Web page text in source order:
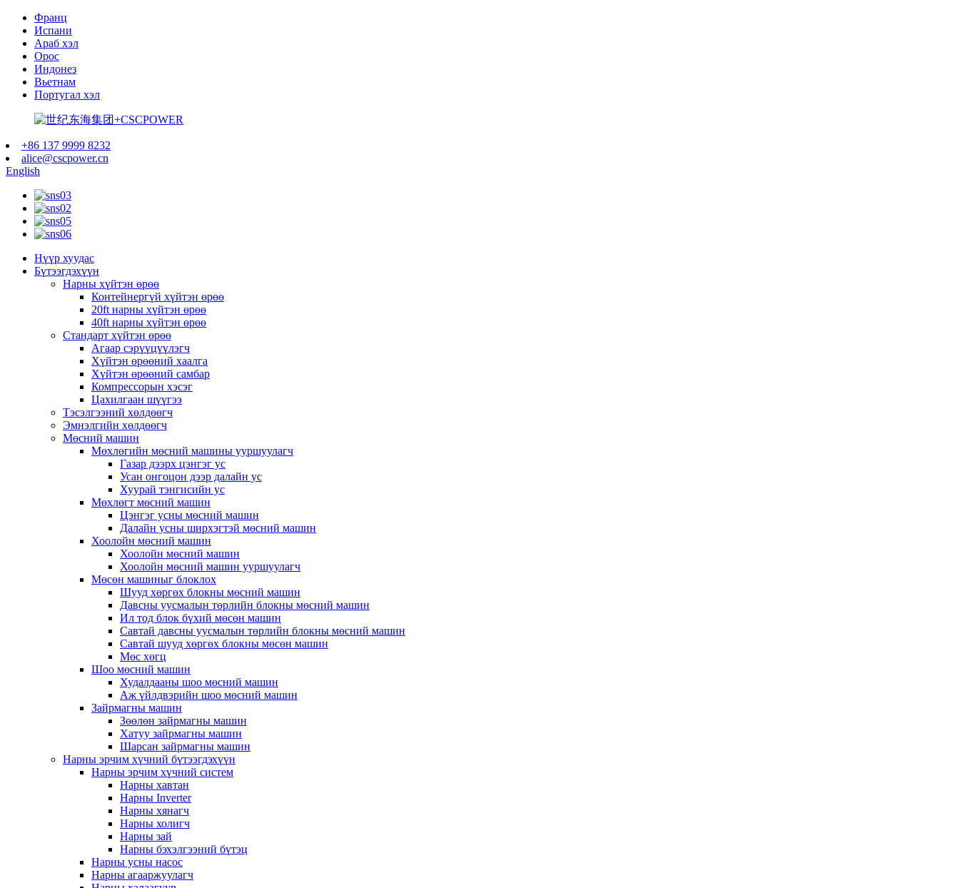
Франц
Испани
Араб хэл
Орос
Индонез
Вьетнам
Португал хэл
+86 137 9999 8232
alice@cscpower.cn
English
Нүүр хуудас
Бүтээгдэхүүн
Нарны хүйтэн өрөө
Контейнергүй хүйтэн өрөө
20ft нарны хүйтэн өрөө
40ft нарны хүйтэн өрөө
Стандарт хүйтэн өрөө
Агаар сэрүүцүүлэгч
Хүйтэн өрөөний хаалга
Хүйтэн өрөөний самбар
Компрессорын хэсэг
Цахилгаан шүүгээ
Тэсэлгээний хөлдөөгч
Эмнэлгийн хөлдөөгч
Мөсний машин
Мөхлөгийн мөсний машины ууршуулагч
Газар дээрх цэнгэг ус
Усан онгоцон дээр далайн ус
Хуурай тэнгисийн ус
Мөхлөгт мөсний машин
Цэнгэг усны мөсний машин
Далайн усны ширхэгтэй мөсний машин
Хоолойн мөсний машин
Хоолойн мөсний машин
Хоолойн мөсний машин ууршуулагч
Мөсөн машиныг блоклох
Шууд хөргөх блокны мөсний машин
Давсны уусмалын төрлийн блокны мөсний машин
Ил тод блок бүхий мөсөн машин
Савтай давсны уусмалын төрлийн блокны мөсний машин
Савтай шууд хөргөх блокны мөсөн машин
Мөс хөгц
Шоо мөсний машин
Худалдааны шоо мөсний машин
Аж үйлдвэрийн шоо мөсний машин
Зайрмагны машин
Зөөлөн зайрмагны машин
Хатуу зайрмагны машин
Шарсан зайрмагны машин
Нарны эрчим хүчний бүтээгдэхүүн
Нарны эрчим хүчний систем
Нарны хавтан
Нарны Inverter
Нарны хянагч
Нарны холигч
Нарны зай
Нарны бэхэлгээний бүтэц
Нарны усны насос
Нарны агааржуулагч